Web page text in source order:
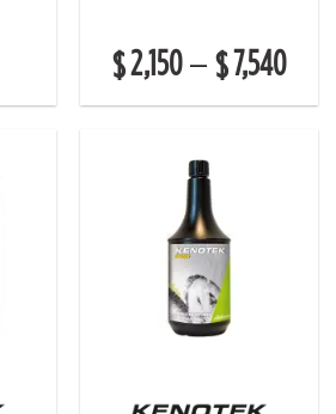
$2,150– $7,540